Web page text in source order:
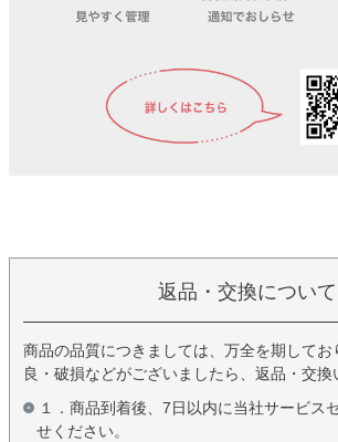
返品・交換について
商品の品質につきましては、万全を期してお
良・破損などがございましたら、返品・交換
１．商品到着後、7日以内に当社サービス
せください。